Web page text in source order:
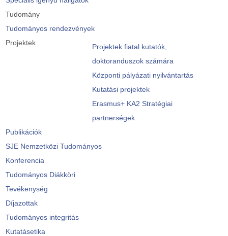
Tudomány
Tudományos rendezvények
Projektek
Projektek fiatal kutatók,
doktoranduszok számára
Központi pályázati nyilvántartás
Kutatási projektek
Erasmus+ KA2 Stratégiai
partnerségek
Publikációk
SJE Nemzetközi Tudományos
Konferencia
Tudományos Diákköri
Tevékenység
Díjazottak
Tudományos integritás
Kutatásetika